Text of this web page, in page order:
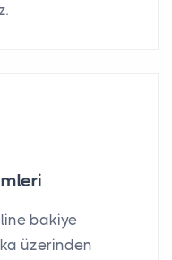
bakiye
üzerinden